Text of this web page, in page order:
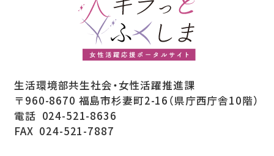
生活環境部共生社会・女性活躍推進課
〒960-8670 福島市杉妻町2-16（県庁西庁舎10階）
電話 024-521-8636
FAX 024-521-7887